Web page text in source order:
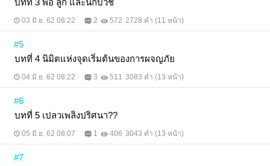
บทที่ 3 พ่อ ลูก และนักบวช
03 มิ.ย. 62 08:22 2 572 2728 คำ (11 หน้า)
#5
บทที่ 4 นิมิตแห่งจุดเริ่มต้นของการผจญภัย
04 มิ.ย. 62 08:22 3 511 3083 คำ (13 หน้า)
#6
บทที่ 5 เปลวเพลิงปริศนา??
05 มิ.ย. 62 08:07 1 406 3043 คำ (13 หน้า)
#7